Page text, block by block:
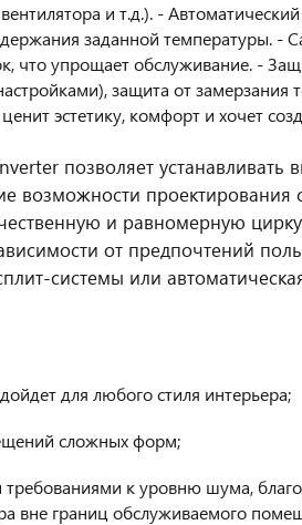
и т.д.). -
заданной температуры. -
что упрощает обслуживание. -
защита от замерзания
эстетику, комфорт и хочет
позволяет устанавливать
возможности проектирования
и равномерную
от предпочтений
системы или
для любого стиля интерьера;
сложных форм;
к уровню шума,
вне границ обслуживаемого